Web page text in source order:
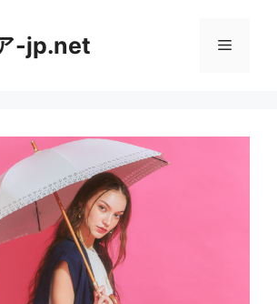
-jp.net メ